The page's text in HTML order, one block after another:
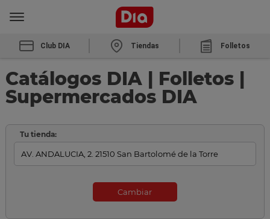
Club DIA Tiendas Folletos
Catálogos DIA | Folletos |
Supermercados DIA
Tu tienda:
Cambiar